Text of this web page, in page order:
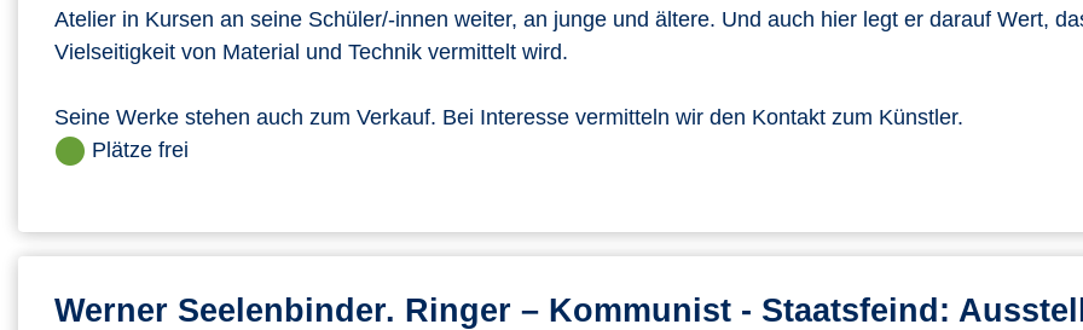
Atelier in Kursen an seine Schüler/-innen weiter, an junge und ältere. Und auch hier legt er darauf Wert,
Vielseitigkeit von Material und Technik vermittelt wird.
Seine Werke stehen auch zum Verkauf. Bei Interesse vermitteln wir den Kontakt zum Künstler.
Plätze frei
Werner Seelenbinder. Ringer – Kommunist - Staatsfeind: